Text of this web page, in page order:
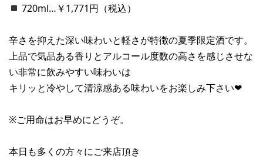
720ml…￥1,771円（税込）
辛さを抑えた深い味わいと軽さが特徴の夏季限定酒です。
上品で気品ある香りとアルコール度数の高さを感じさせな
い非常に飲みやすい味わいは
キリッと冷やして清涼感ある味わいをお楽しみ下さい❤︎
※ご用命はお早めにどうぞ。
本日も多くの方々にご来店頂き